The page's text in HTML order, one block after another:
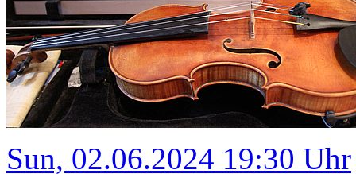
Sun, 02.06.2024 19:30 Uhr